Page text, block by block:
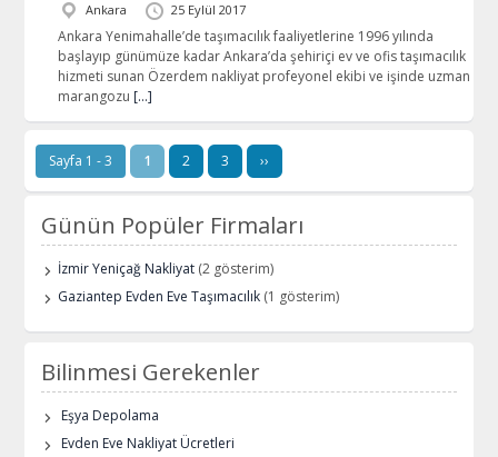
Ankara 25 Eylül 2017
Ankara Yenimahalle’de taşımacılık faaliyetlerine 1996 yılında
başlayıp günümüze kadar Ankara’da şehiriçi ev ve ofis taşımacılık
hizmeti sunan Özerdem nakliyat profeyonel ekibi ve işinde uzman
marangozu […]
Sayfa 1 - 3 1 2 3 ››
Günün Popüler Firmaları
İzmir Yeniçağ Nakliyat (2 gösterim)
Gaziantep Evden Eve Taşımacılık (1 gösterim)
Bilinmesi Gerekenler
Eşya Depolama
Evden Eve Nakliyat Ücretleri